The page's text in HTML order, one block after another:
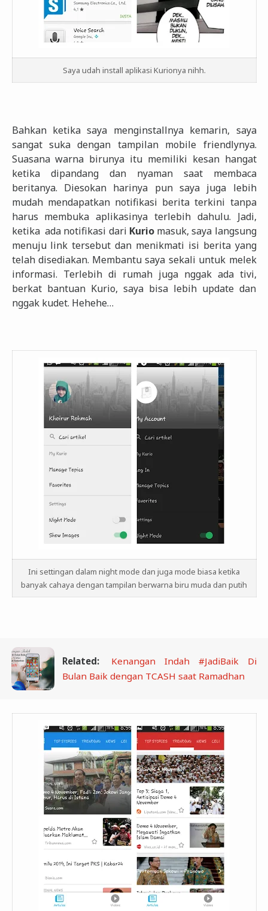
Saya udah install aplikasi Kurionya nihh.
Bahkan ketika saya menginstallnya kemarin, saya
sangat suka dengan tampilan mobile friendlynya.
Suasana warna birunya itu memiliki kesan hangat
ketika dipandang dan nyaman saat membaca
beritanya. Diesokan harinya pun saya juga lebih
mudah mendapatkan notifikasi berita terkini tanpa
harus membuka aplikasinya terlebih dahulu. Jadi,
ketika ada notifikasi dari Kurio masuk, saya langsung
menuju link tersebut dan menikmati isi berita yang
telah disediakan. Membantu saya sekali untuk melek
informasi. Terlebih di rumah juga nggak ada tivi,
berkat bantuan Kurio, saya bisa lebih update dan
nggak kudet. Hehehe…
Ini settingan dalam night mode dan juga mode biasa ketika
banyak cahaya dengan tampilan berwarna biru muda dan putih
Related:
Kenangan Indah #JadiBaik Di
Bulan Baik dengan TCASH saat Ramadhan